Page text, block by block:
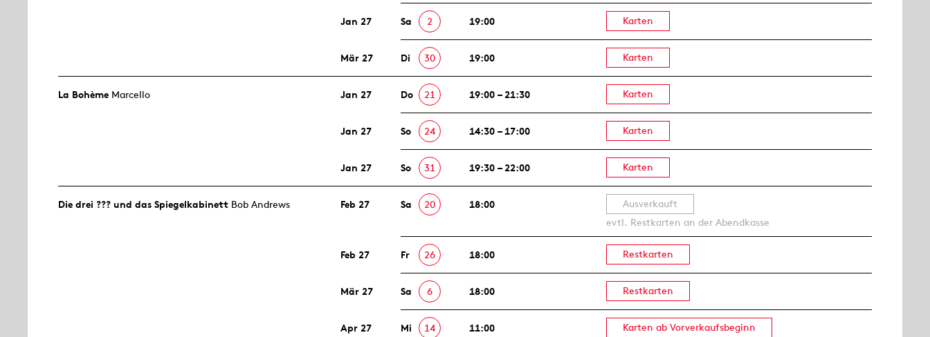
Jan 27 Sa 2 19:00 Karten
Mär 27 Di 30 19:00 Karten
La Bohème Marcello Jan 27 Do 21 19:00 – 21:30 Karten
Jan 27 So 24 14:30 – 17:00 Karten
Jan 27 So 31 19:30 – 22:00 Karten
Die drei ??? und das Spiegelkabinett Bob Andrews Feb 27 Sa 20 18:00
Ausverkauft
evtl. Restkarten an der Abendkasse
Feb 27 Fr 26 18:00 Restkarten
Mär 27 Sa 6 18:00 Restkarten
Apr 27 Mi 14 11:00 Karten ab Vorverkaufsbeginn